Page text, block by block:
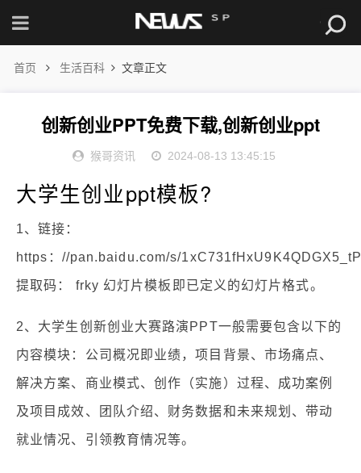
首页 生活百科 文章正文
创新创业PPT免费下载,创新创业ppt
猴哥资讯 2024-08-13 13:45:15
大学生创业ppt模板?
1、链接：
https：//pan.baidu.com/s/
提取码： frky 幻灯片模板即已定义的幻灯片格式。
2、大学生创新创业大赛路演PPT一般需要包含以下的
内容模块：公司概况即业绩，项目背景、市场痛点、
解决方案、商业模式、创作（实施）过程、成功案例
及项目成效、团队介绍、财务数据和未来规划、带动
就业情况、引领教育情况等。